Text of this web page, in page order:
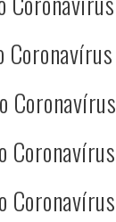
Coronavírus
Coronavírus
Coronavírus